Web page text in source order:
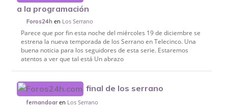
a la programación
Foros24h en Los Serrano
Parece que por fin esta noche del miércoles 19 de diciembre se
estrena la nueva temporada de los Serrano en Telecinco. Una
buena noticia para los seguidores de esta serie. Estaremos
atentos a ver que tal está Un abrazo
final de los serrano
fernandoaren Los Serrano